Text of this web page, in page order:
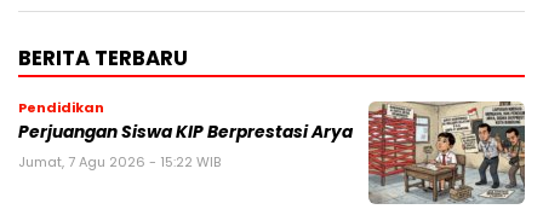
BERITA TERBARU
Pendidikan
Perjuangan Siswa KIP Berprestasi Arya
Jumat, 7 Agu 2026 - 15:22 WIB